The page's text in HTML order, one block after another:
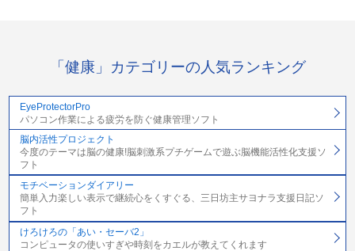
「健康」カテゴリーの人気ランキング
EyeProtectorPro
パソコン作業による疲労を防ぐ健康管理ソフト
脳内活性プロジェクト
今度のテーマは脳の健康!脳刺激系プチゲームで遊ぶ脳機能活性化支援ソ
フト
モチベーションダイアリー
簡単入力楽しい表示で継続心をくすぐる、三日坊主サヨナラ支援日記ソ
フト
けろけろの「あい・セーバ2」
コンピュータの使いすぎや時刻をカエルが教えてくれます